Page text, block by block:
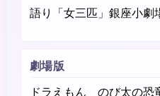
語り「女三匹」銀座小劇
劇場版
ドラえもん のび太の恐